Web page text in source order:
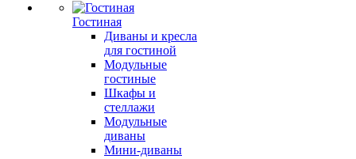
Гостиная
Диваны и кресла
для гостиной
Модульные
гостиные
Шкафы и
стеллажи
Модульные
диваны
Мини-диваны